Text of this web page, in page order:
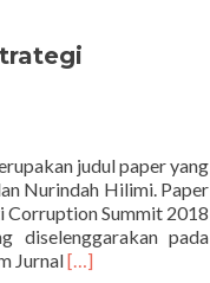
judul paper yang
Nurindah Hilimi. Paper
Corruption Summit 2018
diselenggarakan pada
JurnalSelengkapnya
[…]